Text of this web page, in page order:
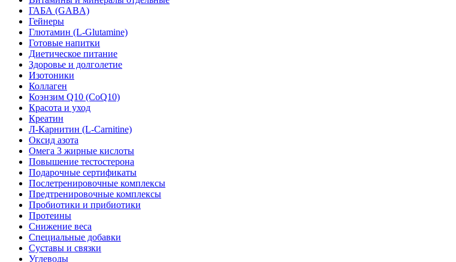
ГАБА (GABA)
Гейнеры
Глютамин (L-Glutamine)
Готовые напитки
Диетическое питание
Здоровье и долголетие
Изотоники
Коллаген
Коэнзим Q10 (CoQ10)
Красота и уход
Креатин
Л-Карнитин (L-Сarnitine)
Оксид азота
Омега 3 жирные кислоты
Повышение тестостерона
Подарочные сертификаты
Послетренировочные комплексы
Предтренировочные комплексы
Пробиотики и прибиотики
Протеины
Снижение веса
Специальные добавки
Суставы и связки
Углеводы